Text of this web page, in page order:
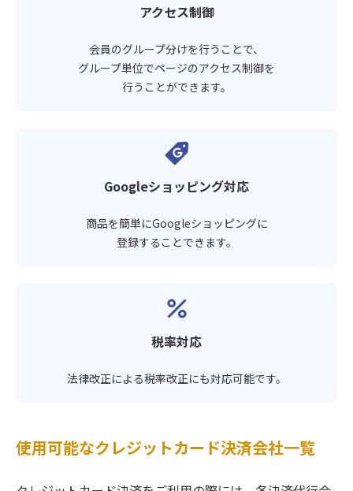
アクセス制御
会員のグループ分けを行うことで、
グループ単位でページのアクセス制御を
行うことができます。
Googleショッピング対応
商品を簡単にGoogleショッピングに
登録することできます。
税率対応
法律改正による税率改正にも対応可能です。
使用可能なクレジットカード決済会社一覧